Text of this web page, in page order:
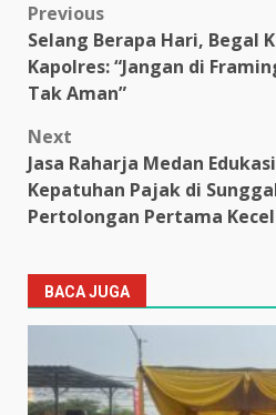
Post
navigation
Previous
Selang Berapa Hari, Begal
Kapolres: “Jangan di
Tak Aman”
Next
Jasa Raharja Medan
Kepatuhan Pajak di
Pertolongan Pertama
BACA JUGA